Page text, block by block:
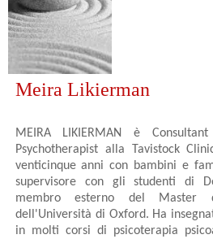
Meira Likierman
MEIRA LIKIERMAN è
Psychotherapist alla Tavistock
venticinque anni con bambini e
supervisore con gli studenti di
membro esterno del Master
dell'Università di Oxford. Ha
in molti corsi di psicoterapia